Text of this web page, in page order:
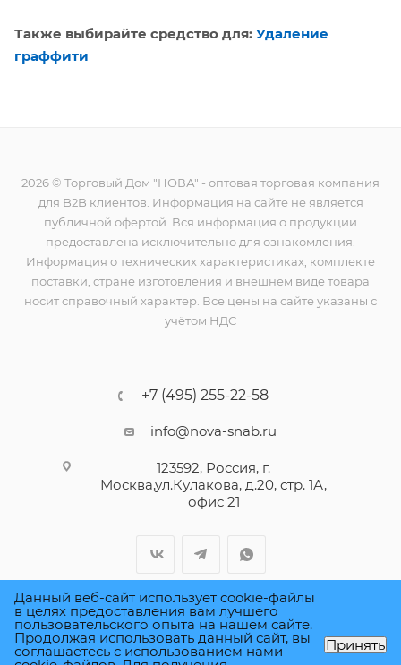
Также выбирайте средство для: Удаление
граффити
2026 © Торговый Дом "НОВА" - оптовая торговая компания
для B2B клиентов. Информация на сайте не является
публичной офертой. Вся информация о продукции
предоставлена исключительно для ознакомления.
Информация о технических характеристиках, комплекте
поставки, стране изготовления и внешнем виде товара
носит справочный характер. Все цены на сайте указаны с
учётом НДС
+7 (495) 255-22-58
info@nova-snab.ru
123592, Россия, г.
Москва,ул.Кулакова, д.20, стр. 1А,
офис 21
ПОЛИТИКА КОНФИДЕНЦИАЛЬНОСТИ
Данный веб-сайт использует cookie-файлы
в целях предоставления вам лучшего
пользовательского опыта на нашем сайте.
Продолжая использовать данный сайт, вы
соглашаетесь с использованием нами Принять